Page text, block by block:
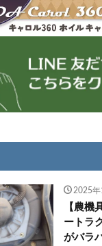
2025年
【農機
ートラ
がバラ